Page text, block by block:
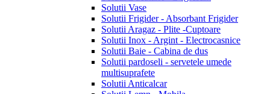
Solutii Vase
Solutii Frigider - Absorbant Frigider
Solutii Aragaz - Plite -Cuptoare
Solutii Inox - Argint - Electrocasnice
Solutii Baie - Cabina de dus
Solutii pardoseli - servetele umede
multisuprafete
Solutii Anticalcar